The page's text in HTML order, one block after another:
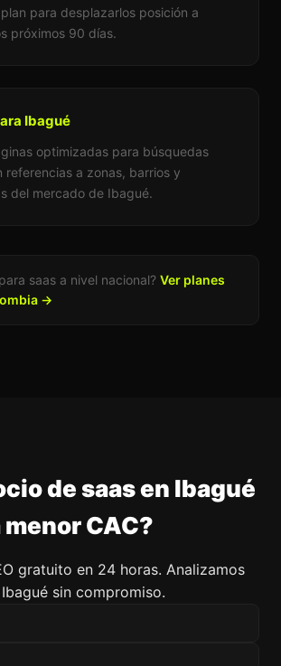
para desplazarlos posición a
próximos 90 días.
Ibagué
optimizadas para búsquedas
a zonas, barrios y
del mercado de Ibagué.
saas a nivel nacional? Ver planes
→
de saas en Ibagué
CAC?
gratuito en 24 horas. Analizamos
sin compromiso.